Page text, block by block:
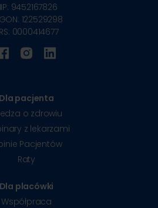
9452167826
122529298
0000414677
Dla pacjenta
o zdrowiu
z lekarzami
Pacjentów
Raty
Dla placówki
Współpraca